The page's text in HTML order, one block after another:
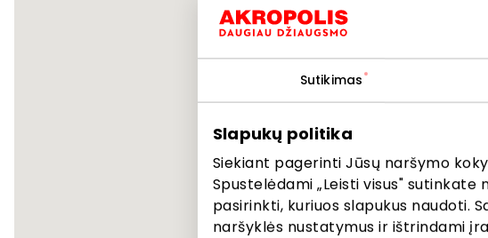
Sutikimas
Slapukų politika
Siekiant pagerinti Jūsų naršymo
Spustelėdami „Leisti visus" sutinkate
pasirinkti, kuriuos slapukus naudoti.
naršyklės nustatymus ir ištrindami